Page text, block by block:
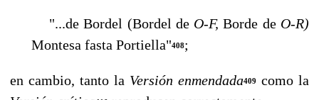
"...de Bordel (Bordel de O-F,Borde de O-R)
Montesa fasta Portiella"408;
en cambio, tanto la Versión enmendada409
como la